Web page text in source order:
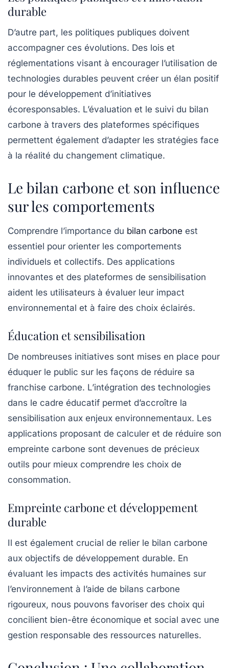
durable
D’autre part, les politiques publiques doivent
accompagner ces évolutions. Des lois et
réglementations visant à encourager l’utilisation de
technologies durables peuvent créer un élan positif
pour le développement d’initiatives
écoresponsables. L’évaluation et le suivi du bilan
carbone à travers des plateformes spécifiques
permettent également d’adapter les stratégies face
à la réalité du changement climatique.
Le bilan carbone et son influence
sur les comportements
Comprendre l’importance du bilan carbone est
essentiel pour orienter les comportements
individuels et collectifs. Des applications
innovantes et des plateformes de sensibilisation
aident les utilisateurs à évaluer leur impact
environnemental et à faire des choix éclairés.
Éducation et sensibilisation
De nombreuses initiatives sont mises en place pour
éduquer le public sur les façons de réduire sa
franchise carbone. L’intégration des technologies
dans le cadre éducatif permet d’accroître la
sensibilisation aux enjeux environnementaux. Les
applications proposant de calculer et de réduire son
empreinte carbone sont devenues de précieux
outils pour mieux comprendre les choix de
consommation.
Empreinte carbone et développement
durable
Il est également crucial de relier le bilan carbone
aux objectifs de développement durable. En
évaluant les impacts des activités humaines sur
l’environnement à l’aide de bilans carbone
rigoureux, nous pouvons favoriser des choix qui
concilient bien-être économique et social avec une
gestion responsable des ressources naturelles.